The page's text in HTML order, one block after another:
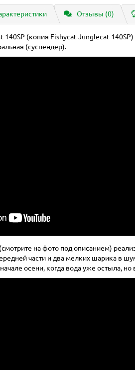
Отзывы (0)
140SP (копия Fishycat Junglecat
(суспендер).
на фото под описанием)
части и два мелких шарика в
осени, когда вода уже остыла,